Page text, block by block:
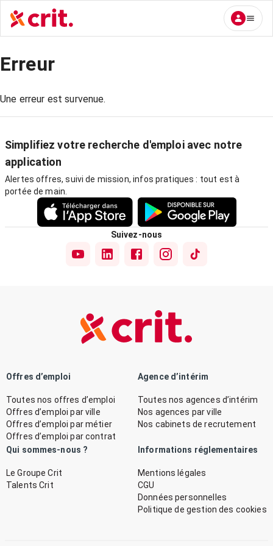
Erreur
Une erreur est survenue.
Simplifiez votre recherche d'emploi avec notre
application
Alertes offres, suivi de mission, infos pratiques : tout est à
portée de main.
Suivez-nous
Offres d’emploi
Toutes nos offres d’emploi
Offres d’emploi par ville
Offres d’emploi par métier
Offres d’emploi par contrat
Agence d’intérim
Toutes nos agences d’intérim
Nos agences par ville
Nos cabinets de recrutement
Qui sommes-nous ?
Le Groupe Crit
Talents Crit
Informations réglementaires
Mentions légales
CGU
Données personnelles
Politique de gestion des cookies